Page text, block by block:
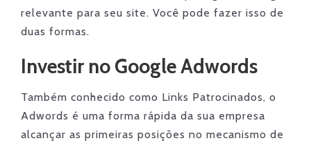
relevante para seu site. Você pode fazer isso de
duas formas.
Investir no Google Adwords
Também conhecido como Links Patrocinados, o
Adwords é uma forma rápida da sua empresa
alcançar as primeiras posições no mecanismo de